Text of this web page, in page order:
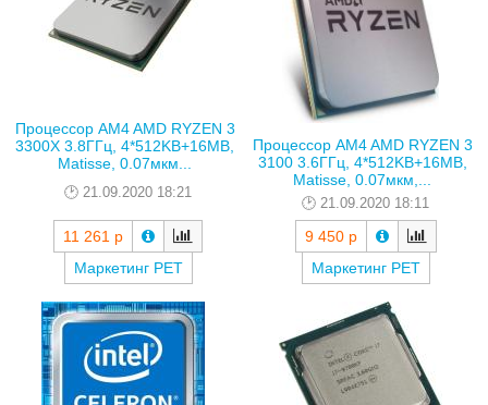
Процессор AM4 AMD RYZEN 3
3300X 3.8ГГц, 4*512KB+16MB,
Matisse, 0.07мкм...
21.09.2020 18:21
11 261 р
Маркетинг РЕТ
Процессор AM4 AMD RYZEN 3
3100 3.6ГГц, 4*512KB+16MB,
Matisse, 0.07мкм,...
21.09.2020 18:11
9 450 р
Маркетинг РЕТ